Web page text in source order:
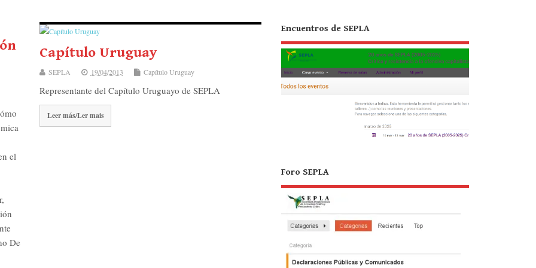
el
De
Capítulo Uruguay
SEPLA 19/04/2013 Capítulo Uruguay
Representante del Capítulo Uruguayo de SEPLA
Leer más/Ler mais
Encuentros de SEPLA
Foro SEPLA